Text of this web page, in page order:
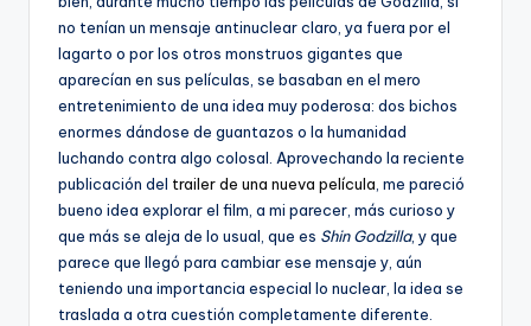
no tenían un mensaje antinuclear claro, ya fuera por el
lagarto o por los otros monstruos gigantes que
aparecían en sus películas, se basaban en el mero
entretenimiento de una idea muy poderosa: dos bichos
enormes dándose de guantazos o la humanidad
luchando contra algo colosal. Aprovechando la reciente
publicación del trailer de una nueva película , me pareció
bueno idea explorar el film, a mi parecer, más curioso y
que más se aleja de lo usual, que es Shin Godzilla, y que
parece que llegó para cambiar ese mensaje y, aún
teniendo una importancia especial lo nuclear, la idea se
traslada a otra cuestión completamente diferente.